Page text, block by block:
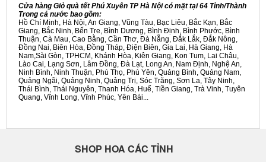
Cửa hàng Giỏ quà tết Phú Xuyên TP Hà Nội có mặt tại 64 Tỉnh/Thành
Trong cả nước bao gồm:
Hồ Chí Minh, Hà Nội, An Giang, Vũng Tàu, Bạc Liêu, Bắc Kạn, Bắc
Giang, Bắc Ninh, Bến Tre, Bình Dương, Bình Định, Bình Phước, Bình
Thuận, Cà Mau, Cao Bằng, Cần Thơ, Đà Nẵng, Đắk Lắk, Đắk Nông,
Đồng Nai, Biên Hòa, Đồng Tháp, Điện Biên, Gia Lai, Hà Giang, Hà
Nam,Sài Gòn, TPHCM, Khánh Hòa, Kiên Giang, Kon Tum, Lai Châu,
Lào Cai, Lạng Sơn, Lâm Đồng, Đà Lạt, Long An, Nam Định, Nghệ An,
Ninh Bình, Ninh Thuận, Phú Thọ, Phú Yên, Quảng Bình, Quảng Nam,
Quảng Ngãi, Quảng Ninh, Quảng Trị, Sóc Trăng, Sơn La, Tây Ninh,
Thái Bình, Thái Nguyên, Thanh Hóa, Huế, Tiền Giang, Trà Vinh, Tuyên
Quang, Vĩnh Long, Vĩnh Phúc, Yên Bái...
SHOP HOA CÁC TỈNH